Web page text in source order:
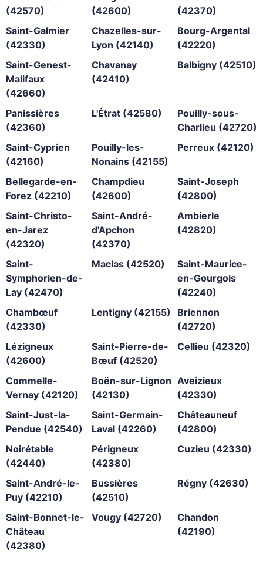
(42570)
(42600)
(42370)
Saint-Galmier
(42330)
Chazelles-sur-
Lyon (42140)
Bourg-Argental
(42220)
Saint-Genest-
Malifaux
(42660)
Chavanay
(42410)
Balbigny (42510)
Panissières
(42360)
L'Étrat (42580)
Pouilly-sous-
Charlieu (42720)
Saint-Cyprien
(42160)
Pouilly-les-
Nonains (42155)
Perreux (42120)
Bellegarde-en-
Forez (42210)
Champdieu
(42600)
Saint-Joseph
(42800)
Saint-Christo-
en-Jarez
(42320)
Saint-André-
d'Apchon
(42370)
Ambierle
(42820)
Saint-
Symphorien-de-
Lay (42470)
Maclas (42520)
Saint-Maurice-
en-Gourgois
(42240)
Chambœuf
(42330)
Lentigny (42155)
Briennon
(42720)
Lézigneux
(42600)
Saint-Pierre-de-
Bœuf (42520)
Cellieu (42320)
Commelle-
Vernay (42120)
Boën-sur-Lignon
(42130)
Aveizieux
(42330)
Saint-Just-la-
Pendue (42540)
Saint-Germain-
Laval (42260)
Châteauneuf
(42800)
Noirétable
(42440)
Périgneux
(42380)
Cuzieu (42330)
Saint-André-le-
Puy (42210)
Bussières
(42510)
Régny (42630)
Saint-Bonnet-le-
Château
(42380)
Vougy (42720)
Chandon
(42190)